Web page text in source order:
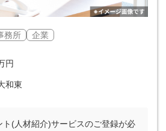
務所 企業
円
和東
ト(人材紹介)サービスのご登録が必